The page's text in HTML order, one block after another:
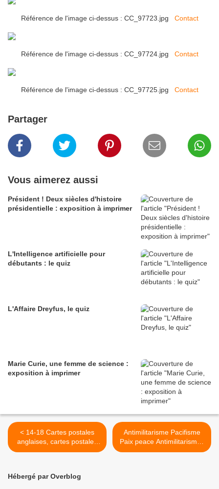
Référence de l'image ci-dessus : CC_97723.jpg Contact
Référence de l'image ci-dessus : CC_97724.jpg Contact
Référence de l'image ci-dessus : CC_97725.jpg Contact
Partager
Vous aimerez aussi
Président ! Deux siècles d'histoire
présidentielle : exposition à imprimer
L'Intelligence artificielle pour
débutants : le quiz
L'Affaire Dreyfus, le quiz
Marie Curie, une femme de science :
exposition à imprimer
< 14-18 Cartes postales
anglaises, cartes postales
en langue anglaise WWI
Antimilitarisme Pacifisme
Paix peace Antimilitarismus
- Anti - militarism Pazifismus
Hébergé par Overblog